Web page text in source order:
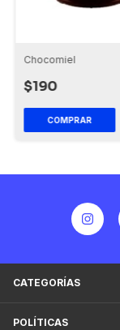
Chocomiel
$190
CATEGORÍAS
POLÍTICAS